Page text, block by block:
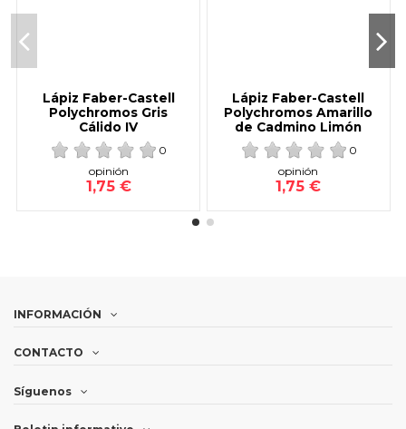
Lápiz Faber-Castell
Polychromos Gris
Cálido IV
0
opinión
1,75 €
Lápiz Faber-Castell
Polychromos Amarillo
de Cadmino Limón
0
opinión
1,75 €
INFORMACIÓN
CONTACTO
Síguenos